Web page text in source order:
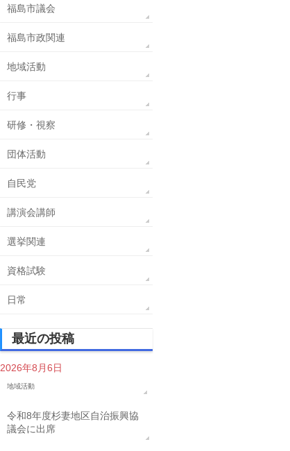
福島市議会
福島市政関連
地域活動
行事
研修・視察
団体活動
自民党
講演会講師
選挙関連
資格試験
日常
最近の投稿
2026年8月6日
地域活動
令和8年度杉妻地区自治振興協
議会に出席